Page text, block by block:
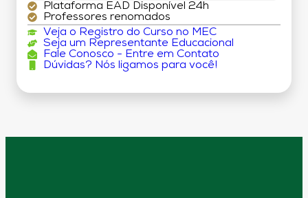
Plataforma EAD Disponível 24h
Professores renomados
Veja o Registro do Curso no MEC
Seja um Representante Educacional
Fale Conosco - Entre em Contato
Dúvidas? Nós ligamos para você!